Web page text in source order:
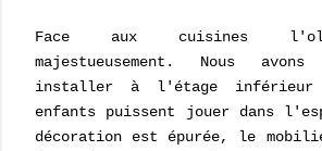
Face aux cuisines
majestueusement. Nous
installer à l'étage
enfants puissent jouer dans
décoration est épurée, le